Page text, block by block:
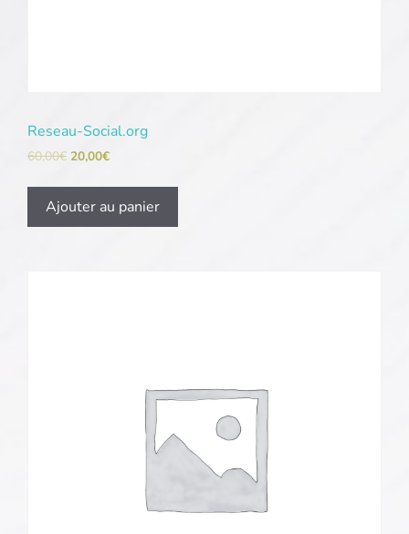
Reseau-Social.org
60,00€ 20,00€
Ajouter au panier